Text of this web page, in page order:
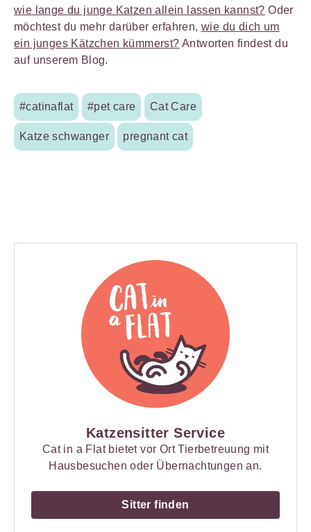
wie lange du junge Katzen allein lassen kannst? Oder
möchtest du mehr darüber erfahren, wie du dich um
ein junges Kätzchen kümmerst? Antworten findest du
auf unserem Blog.
#catinaflat #pet care Cat Care
Katze schwanger pregnant cat
Katzensitter Service
Cat in a Flat bietet vor Ort Tierbetreuung mit
Hausbesuchen oder Übernachtungen an.
Sitter finden